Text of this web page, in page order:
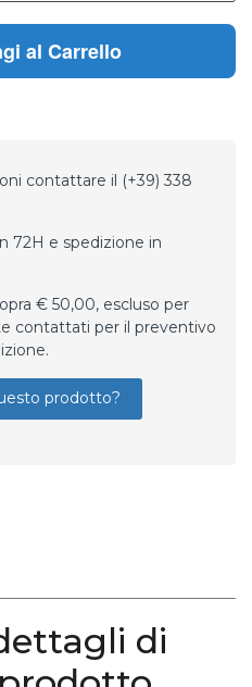
al Carrello
contattare il (+39) 338
72H e spedizione in
€ 50,00, escluso per
contattati per il preventivo
prodotto?
di